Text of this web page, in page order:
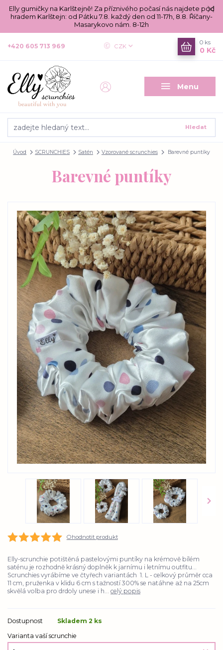
Elly gumičky na Karlštejně! Za příznivého počasí nás najdete pod
hradem Karlštejn: od Pátku 7.8. každý den od 11-17h, 8.8. Říčany-
Masarykovo nám. 8-12h
Menu
CZK
Hledat
+420 605 713 969
0 ks
0 Kč
Úvod SCRUNCHIES Satén Vzorované scrunchies Barevné puntíky
Barevné puntíky
Ohodnotit produkt
Elly-scrunchie potištěná pastelovými puntíky na krémově bílém
saténu je rozhodně krásný doplněk k jarnímu i letnímu outfitu...
Scrunchies vyrábíme ve čtyřech variantách 1. L - celkový průměr cca
11 cm, pruženka v klidu 6 cm s tažností 300% se natáhne až na 25cm
skvělá volba pro drdoly unese i h... celý popis
Dostupnost
Skladem 2 ks
Varianta vaší scrunchie